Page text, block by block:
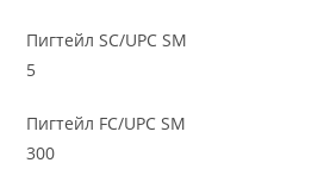
Пигтейл SC/UPC SM
5
Пигтейл FC/UPC SM
300